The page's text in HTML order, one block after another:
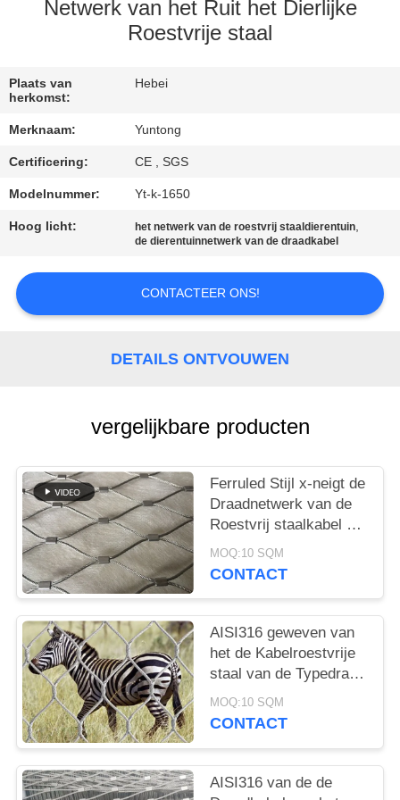
NIEUWS
OM EEN
CITAAT
PRIVACYBELEID
Netwerk van het Ruit het Dierlijke
Roestvrije staal
Plaats van
herkomst:
Hebei
Merknaam: Yuntong
Certificering: CE , SGS
Modelnummer: Yt-k-1650
Hoog licht: het netwerk van de roestvrij staaldierentuin,
de dierentuinnetwerk van de draadkabel
CONTACTEER ONS!
DETAILS ONTVOUWEN
vergelijkbare producten
Ferruled Stijl x-neigt de
Draadnetwerk van de
Roestvrij staalkabel het
Opleveren voor
Dierentuin Bestand
MOQ:10 SQM
CONTACT
AISI316 geweven van
het de Kabelroestvrije
staal van de Typedraad
de
Dierentuinnetwerk/het
MOQ:10 SQM
CONTACT
AISI316 van de de